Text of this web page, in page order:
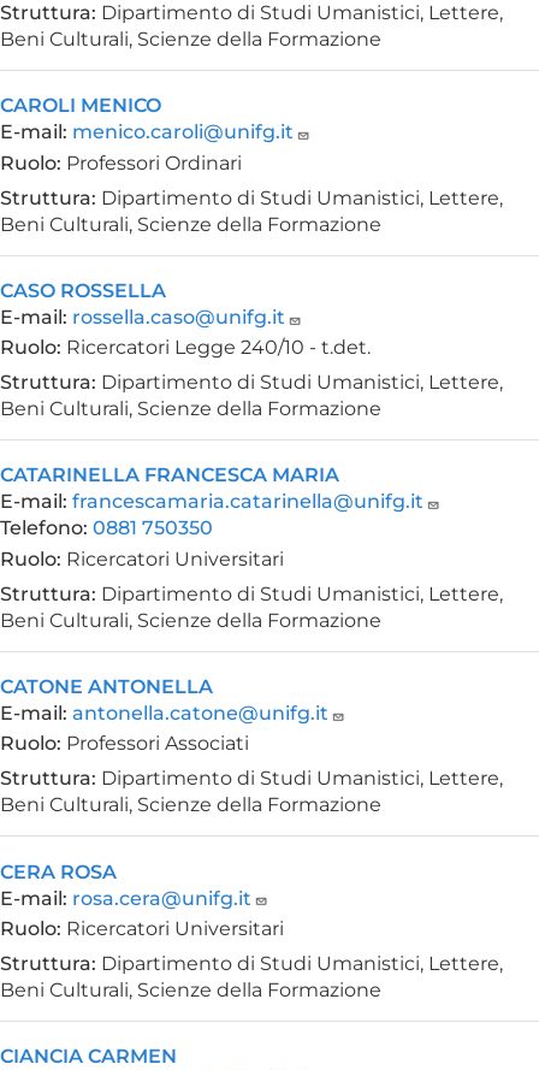
Struttura: Dipartimento di Studi Umanistici, Lettere,
Beni Culturali, Scienze della Formazione
CAROLI MENICO
E-mail: menico.caroli@unifg.it
Ruolo: Professori Ordinari
Struttura: Dipartimento di Studi Umanistici, Lettere,
Beni Culturali, Scienze della Formazione
CASO ROSSELLA
E-mail: rossella.caso@unifg.it
Ruolo: Ricercatori Legge 240/10 - t.det.
Struttura: Dipartimento di Studi Umanistici, Lettere,
Beni Culturali, Scienze della Formazione
CATARINELLA FRANCESCA MARIA
E-mail: francescamaria.catarinella@unifg.it
Telefono: 0881 750350
Ruolo: Ricercatori Universitari
Struttura: Dipartimento di Studi Umanistici, Lettere,
Beni Culturali, Scienze della Formazione
CATONE ANTONELLA
E-mail: antonella.catone@unifg.it
Ruolo: Professori Associati
Struttura: Dipartimento di Studi Umanistici, Lettere,
Beni Culturali, Scienze della Formazione
CERA ROSA
E-mail: rosa.cera@unifg.it
Ruolo: Ricercatori Universitari
Struttura: Dipartimento di Studi Umanistici, Lettere,
Beni Culturali, Scienze della Formazione
CIANCIA CARMEN